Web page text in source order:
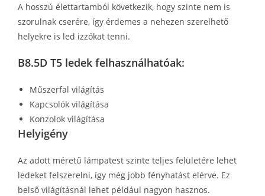
A hosszú élettartamból következik, hogy szinte nem is
szorulnak cserére, így érdemes a nehezen szerelhető
helyekre is led izzókat tenni.
B8.5D T5 ledek felhasználhatóak:
Műszerfal világítás
Kapcsolók világítása
Konzolok világítása
Helyigény
Az adott méretű lámpatest szinte teljes felületére lehet
ledeket felszerelni, így még jobb fényhatást elérve. Ez
belső világításnál lehet például nagyon hasznos.